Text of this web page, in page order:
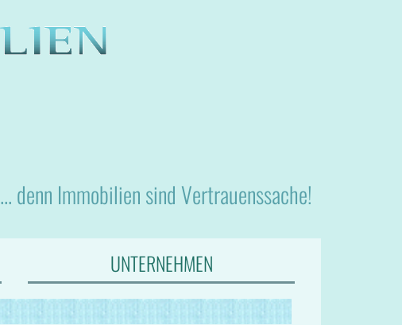
... denn Immobilien sind Vertrauenssache!
UNTERNEHMEN